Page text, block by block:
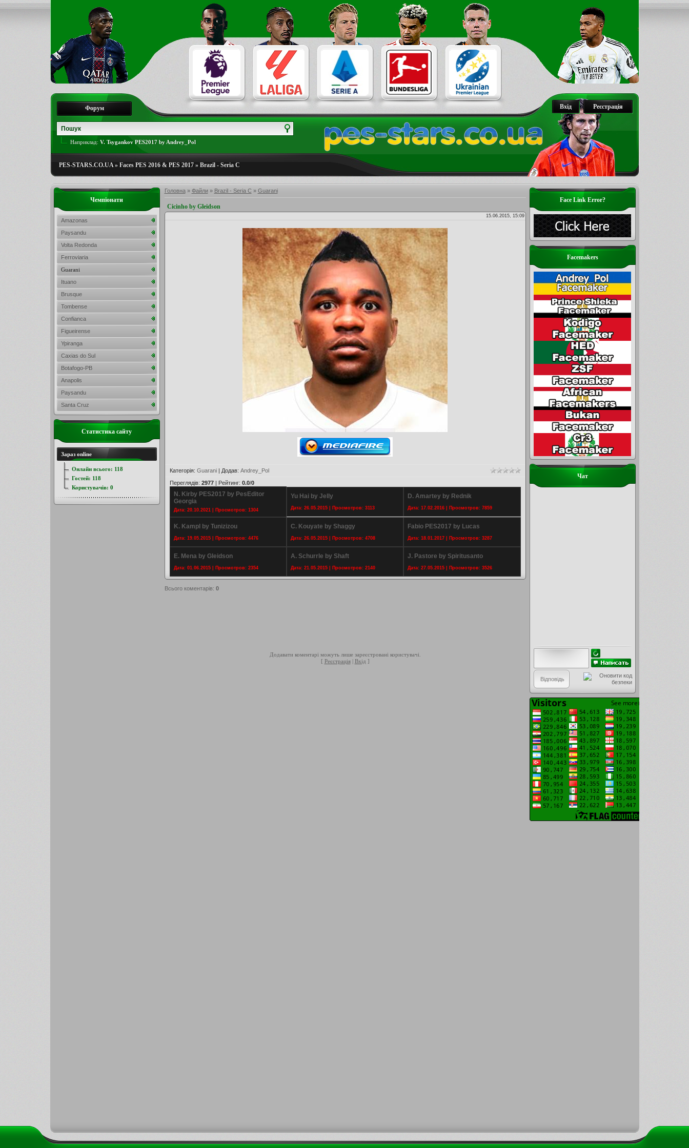
Реєстрація
Вхід
Форум
Наприклад: V. Tsygankov PES2017 by Andrey_Pol
PES-STARS.CO.UA» Faces PES 2016 & PES 2017» Brazil - Seria C
Головна» Файли» Brazil - Seria C» Guarani
Cicinho by Gleidson
15.06.2015, 15:09
Категорія: Guarani| Додав: Andrey_Pol
Переглядів: 2977| Рейтинг: 0.0/0
N. Kirby PES2017 by PesEditor
Georgia
Дата: 20.10.2021 | Просмотров: 1304
Yu Hai by Jelly
Дата: 26.05.2015 | Просмотров: 3113
D. Amartey by Rednik
Дата: 17.02.2016 | Просмотров: 7859
K. Kampl by Tunizizou
Дата: 19.05.2015 | Просмотров: 4476
C. Kouyate by Shaggy
Дата: 26.05.2015 | Просмотров: 4708
Fabio PES2017 by Lucas
Дата: 18.01.2017 | Просмотров: 3287
E. Mena by Gleidson
Дата: 01.06.2015 | Просмотров: 2354
A. Schurrle by Shaft
Дата: 21.05.2015 | Просмотров: 2140
J. Pastore by Spiritusanto
Дата: 27.05.2015 | Просмотров: 3526
Всього коментарів: 0
Додавати коментарі можуть лише зареєстровані користувачі.
[ Реєстрація| Вхід ]
Face Link Error?
Facemakers
Чат
Чемпіонати
Amazonas
Paysandu
Volta Redonda
Ferroviaria
Guarani
Ituano
Brusque
Tombense
Confianca
Figueirense
Ypiranga
Caxias do Sul
Botafogo-PB
Anapolis
Paysandu
Santa Cruz
Статистика сайту
Зараз online
Онлайн всього: 118
Гостей: 118
Користувачів: 0